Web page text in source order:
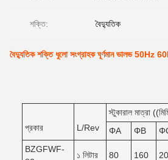
শক্তি: বৈদ্যুতিক
বৈদ্যুতিক শক্তি ধুলো সংগ্রাহক ঘূর্ণমান ভালভ 50Hz
প্রকার L/Rev
স্টুকারাল মাত্রা
ΦA
ΦB
BZGFWF-
১ লিটার 80 160